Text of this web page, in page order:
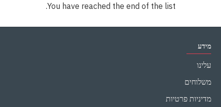
You have reached the end of the list.
מידע
עלינו
משלוחים
מדיניות פרטיות